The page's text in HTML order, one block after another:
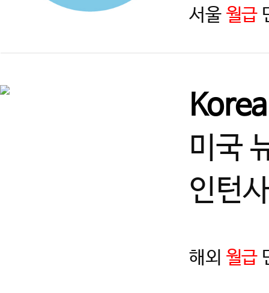
서울 월급
미국
인턴
해외 월급